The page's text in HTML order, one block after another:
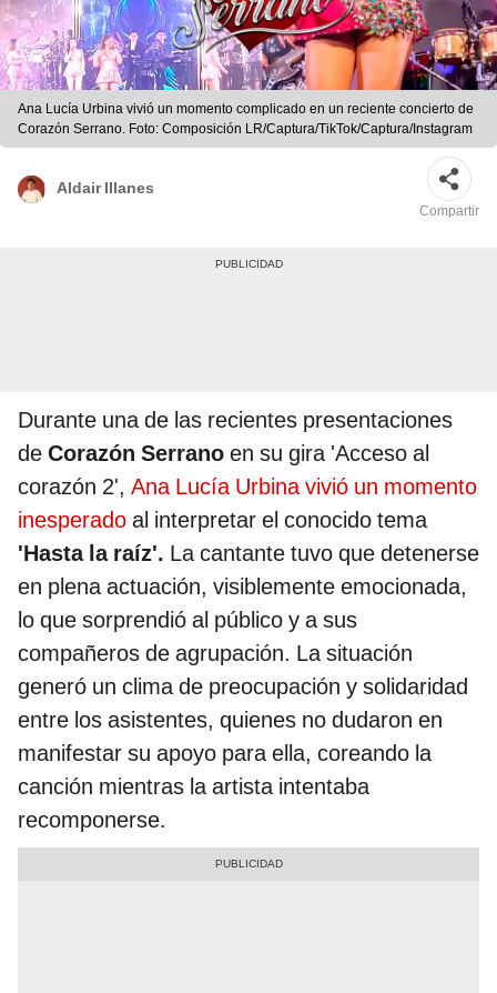
Ana Lucía Urbina vivió un momento complicado en un reciente concierto de
Corazón Serrano. Foto: Composición LR/Captura/TikTok/Captura/Instagram
Aldair Illanes
Compartir
Durante una de las recientes presentaciones
de Corazón Serrano en su gira 'Acceso al
corazón 2', Ana Lucía Urbina vivió un momento
inesperado al interpretar el conocido tema
'Hasta la raíz'. La cantante tuvo que detenerse
en plena actuación, visiblemente emocionada,
lo que sorprendió al público y a sus
compañeros de agrupación. La situación
generó un clima de preocupación y solidaridad
entre los asistentes, quienes no dudaron en
manifestar su apoyo para ella, coreando la
canción mientras la artista intentaba
recomponerse.